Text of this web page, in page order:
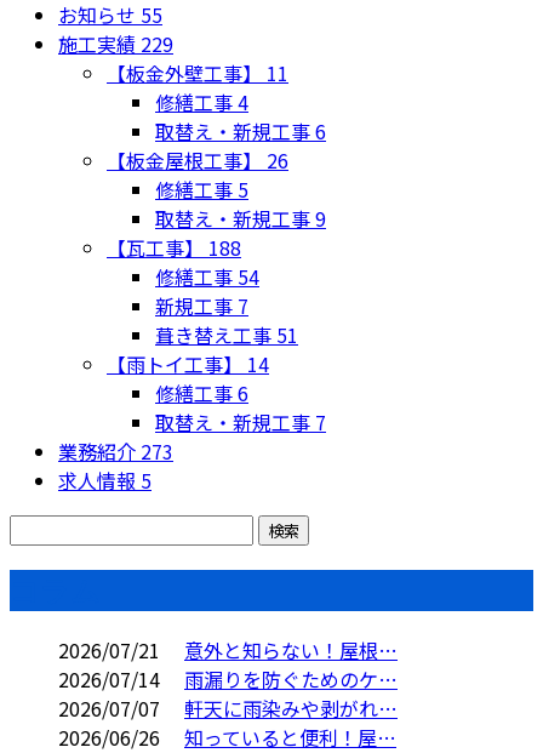
お知らせ 55
施工実績 229
【板金外壁工事】 11
修繕工事4
取替え・新規工事6
【板金屋根工事】 26
修繕工事 5
取替え・新規工事9
【瓦工事】 188
修繕工事 54
新規工事 7
葺き替え工事 51
【雨トイ工事】 14
修繕工事6
取替え・新規工事 7
業務紹介 273
求人情報 5
2026/07/21
意外と知らない！屋根…
2026/07/14
雨漏りを防ぐためのケ…
2026/07/07
軒天に雨染みや剥がれ…
2026/06/26
知っていると便利！屋…